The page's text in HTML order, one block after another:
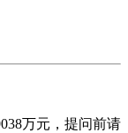
万元，提问前请